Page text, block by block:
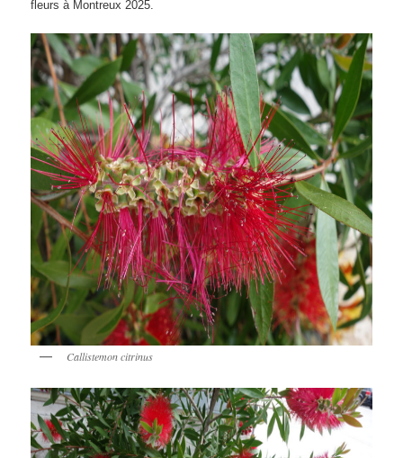
fleurs à Montreux 2025.
Callistemon citrinus